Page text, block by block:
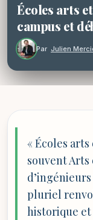
Écoles arts
campus et
Par Julien
« Écoles
souvent
d’ingénieurs
pluriel
historique et